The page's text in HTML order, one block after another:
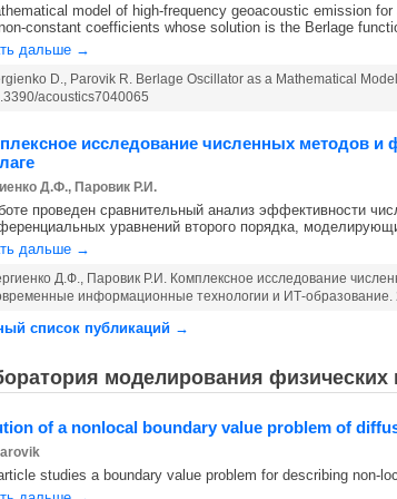
model of high-frequency geoacoustic emission
constant coefficients whose solution is the Berlage
дальше →
D., Parovik R. Berlage Oscillator as a Mathematical
acoustics7040065
исследование численных методов
Д.Ф., Паровик Р.И.
проведен сравнительный анализ эффективности
уравнений второго порядка,
дальше →
Д.Ф., Паровик Р.И. Комплексное исследование
информационные технологии и ИТ-образование.
список публикаций →
моделирования физических
of a nonlocal boundary value problem of
studies a boundary value problem for describing non-